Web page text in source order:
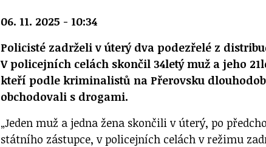
06. 11. 2025 - 10:34
Policisté zadrželi v úterý dva podezřelé z
V policejních celách skončil 34letý muž a jeho
kteří podle kriminalistů na Přerovsku
obchodovali s drogami.
„Jeden muž a jedna žena skončili v úterý, po
státního zástupce, v policejních celách v režimu